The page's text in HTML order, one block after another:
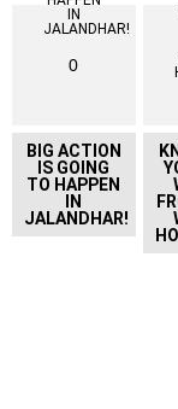
0
BIG ACTION
IS GOING
TO HAPPEN
IN
JALANDHAR!